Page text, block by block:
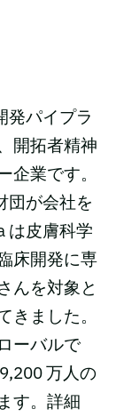
発パイプラ
開拓者精神
企業です。
団が会社を
は皮膚科学
床開発に専
んを対象と
きました。
ーバルで
万人の
す。詳細